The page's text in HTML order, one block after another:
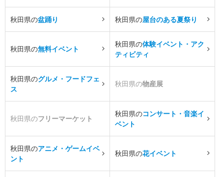
秋田県の盆踊り 秋田県の屋台のある夏祭り
秋田県の無料イベント
秋田県の体験イベント・アク
ティビティ
秋田県のグルメ・フードフェ
ス
秋田県の物産展
秋田県のフリーマーケット
秋田県のコンサート・音楽イ
ベント
秋田県のアニメ・ゲームイベ
ント
秋田県の花イベント